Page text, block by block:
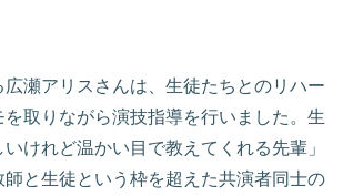
広瀬アリスさんは、生徒たちとのリハー
取りながら演技指導を行いました。生
けれど温かい目で教えてくれる先輩」
師と生徒という枠を超えた共演者同士の